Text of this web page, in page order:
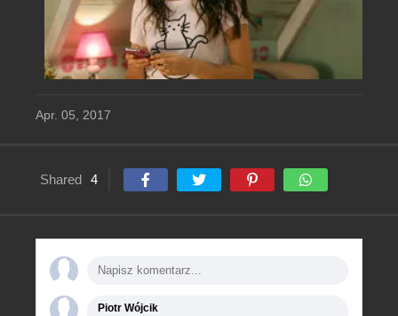
Apr. 05, 2017
Shared 4
Piotr Wójcik